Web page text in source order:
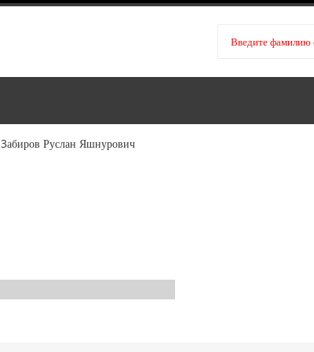
3абиров Руслан Яшнурович